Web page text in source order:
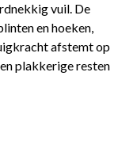
vuil. De
en hoeken,
afstemt op
plakkerige resten